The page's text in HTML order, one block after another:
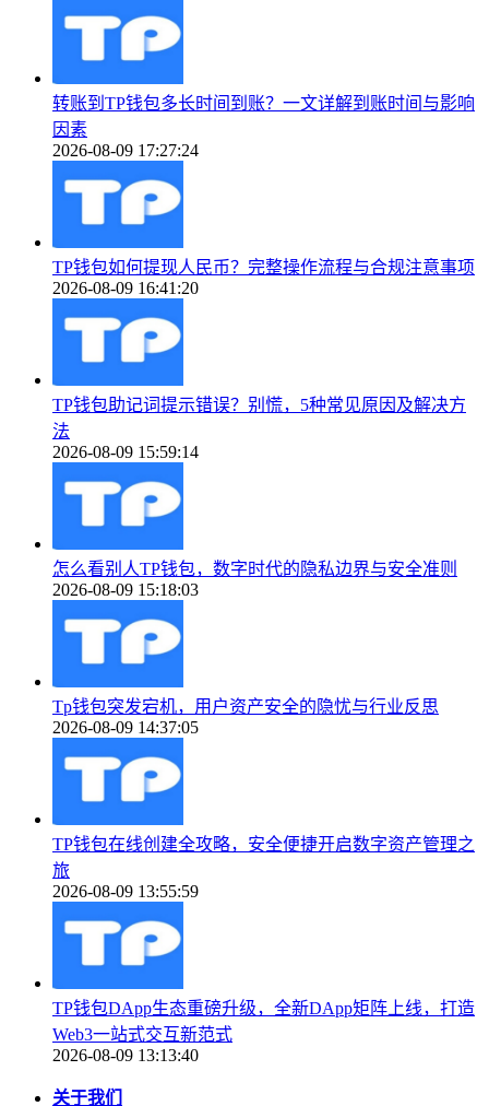
转账到TP钱包多长时间到账？一文详解到账时间与影响
因素
2026-08-09 17:27:24
TP钱包如何提现人民币？完整操作流程与合规注意事项
2026-08-09 16:41:20
TP钱包助记词提示错误？别慌，5种常见原因及解决方
法
2026-08-09 15:59:14
怎么看别人TP钱包，数字时代的隐私边界与安全准则
2026-08-09 15:18:03
Tp钱包突发宕机，用户资产安全的隐忧与行业反思
2026-08-09 14:37:05
TP钱包在线创建全攻略，安全便捷开启数字资产管理之
旅
2026-08-09 13:55:59
TP钱包DApp生态重磅升级，全新DApp矩阵上线，打造
Web3一站式交互新范式
2026-08-09 13:13:40
关于我们